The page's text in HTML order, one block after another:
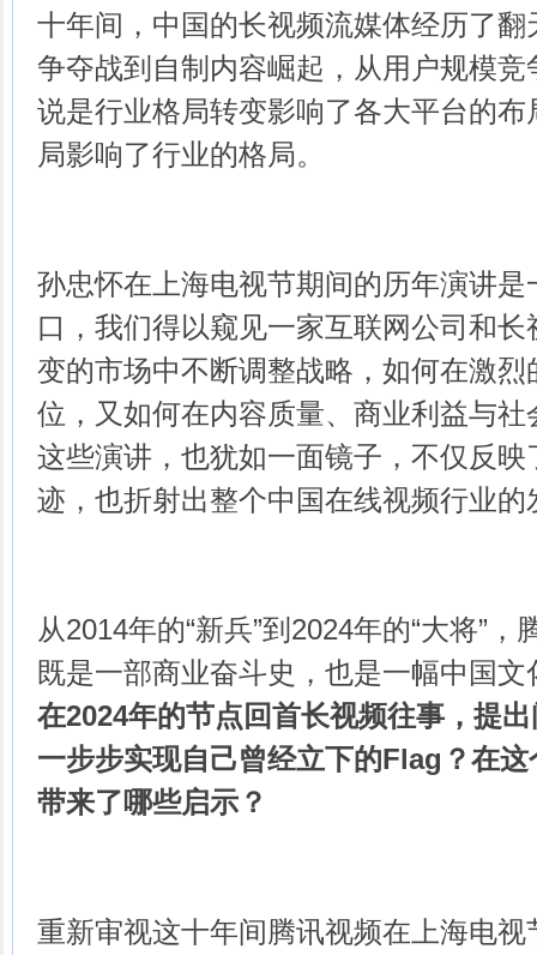
十年间，中国的长视频流媒体经历了
争夺战到自制内容崛起，从用户规模
说是行业格局转变影响了各大平台的
局影响了行业的格局。
孙忠怀在上海电视节期间的历年演讲
口，我们得以窥见一家互联网公司和
变的市场中不断调整战略，如何在激
位，又如何在内容质量、商业利益与
这些演讲，也犹如一面镜子，不仅反
迹，也折射出整个中国在线视频行业的
从2014年的“新兵”到2024年的“大将”
既是一部商业奋斗史，也是一幅中国
在2024年的节点回首长视频往事，提
一步步实现自己曾经立下的Flag？在
带来了哪些启示？
重新审视这十年间腾讯视频在上海电